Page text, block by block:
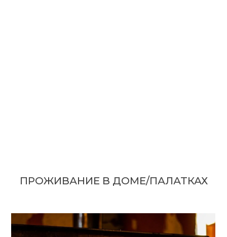
ПРОЖИВАНИЕ В ДОМЕ/ПАЛАТКАХ